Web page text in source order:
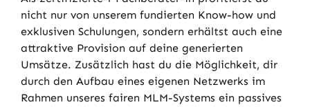
nicht nur von unserem fundierten Know-how und
exklusiven Schulungen, sondern erhältst auch eine
attraktive Provision auf deine generierten
Umsätze. Zusätzlich hast du die Möglichkeit, dir
durch den Aufbau eines eigenen Netzwerks im
Rahmen unseres fairen MLM-Systems ein passives